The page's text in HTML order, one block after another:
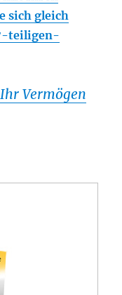
sich gleich
teiligen-
Vermögen